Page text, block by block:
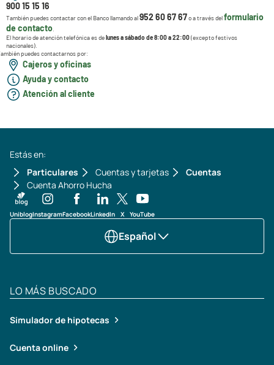
900 15 15 16
También puedes contactar con el Banco llamando al952 60 67 67o a través delformulario
de contacto
El horario de atención telefónica es delunes a sábado de 8:00 a 22:00(excepto festivos
nacionales).
puedes contactarnos por:
Cajeros y oficinas
Ayuda y contacto
Atención al cliente
Estás en:
Particulares
Cuentas y tarjetas
Cuentas
Cuenta Ahorro Hucha
UniblogInstagramFacebookLinkedIn X YouTube
Español
LO MÁS BUSCADO
Simulador de hipotecas
Cuenta online